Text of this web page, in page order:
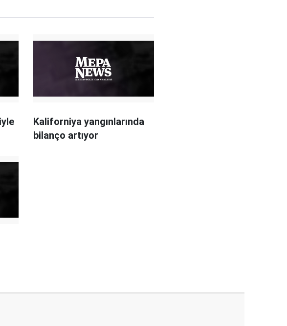
Kaliforniya yangınlarında
bilanço artıyor